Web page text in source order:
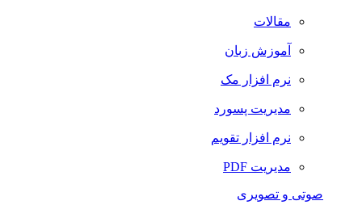
مقالات
آموزش زبان
نرم افزار مک
مدیریت پسورد
نرم افزار تقویم
مدیریت PDF
صوتی و تصویری